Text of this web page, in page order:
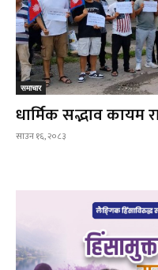
समाचार
धार्मिक सद्भाव कायम
साउन १६, २०८३